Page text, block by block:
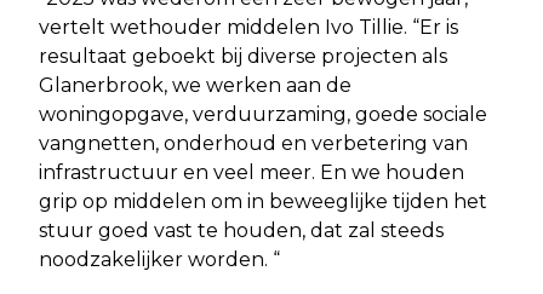
vertelt wethouder middelen Ivo Tillie. “Er is
resultaat geboekt bij diverse projecten als
Glanerbrook, we werken aan de
woningopgave, verduurzaming, goede sociale
vangnetten, onderhoud en verbetering van
infrastructuur en veel meer. En we houden
grip op middelen om in beweeglijke tijden het
stuur goed vast te houden, dat zal steeds
noodzakelijker worden. “